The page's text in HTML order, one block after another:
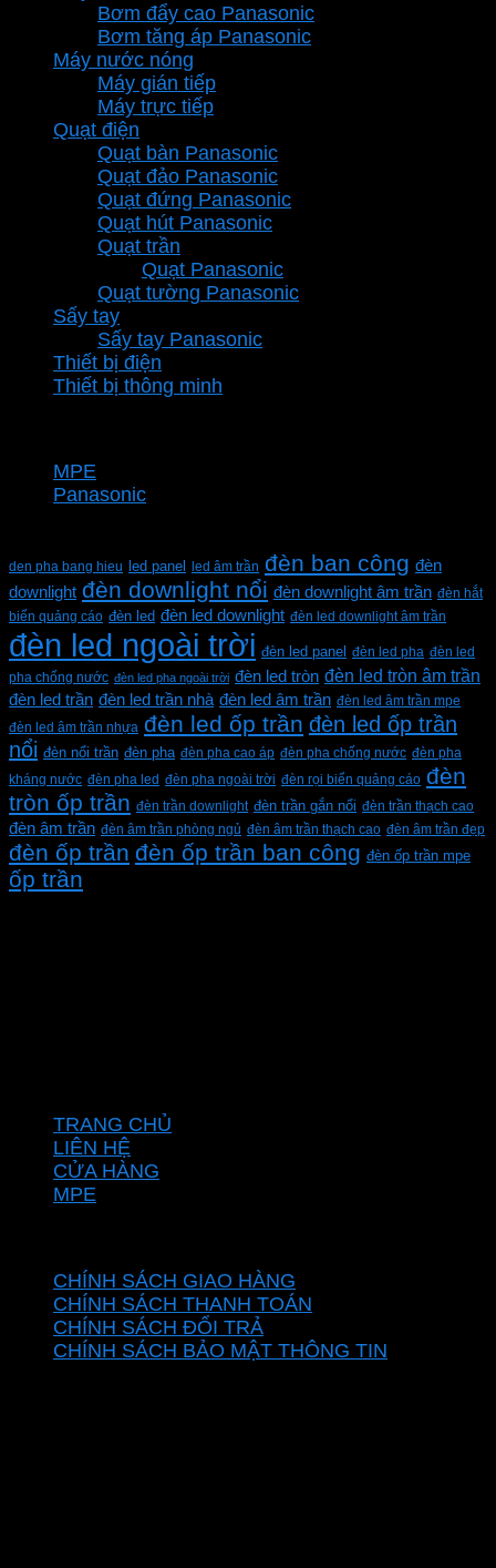
Bơm đẩy cao Panasonic
Bơm tăng áp Panasonic
Máy nước nóng
Máy gián tiếp
Máy trực tiếp
Quạt điện
Quạt bàn Panasonic
Quạt đảo Panasonic
Quạt đứng Panasonic
Quạt hút Panasonic
Quạt trần
Quạt Panasonic
Quạt tường Panasonic
Sấy tay
Sấy tay Panasonic
Thiết bị điện
Thiết bị thông minh
MPE
Panasonic
den pha bang hieu led panel led âm trần đèn ban công đèn
downlight đèn downlight nổi đèn downlight âm trần đèn hắt
biển quảng cáo đèn led đèn led downlight đèn led downlight âm trần
đèn led ngoài trời đèn led panel đèn led pha đèn led
pha chống nước đèn led pha ngoài trời đèn led tròn đèn led tròn âm trần
đèn led trần đèn led trần nhà đèn led âm trần đèn led âm trần mpe
đèn led âm trần nhựa đèn led ốp trần đèn led ốp trần
nổi đèn nổi trần đèn pha đèn pha cao áp đèn pha chống nước đèn pha
kháng nước đèn pha led đèn pha ngoài trời đèn rọi biển quảng cáo đèn
tròn ốp trần đèn trần downlight đèn trần gắn nổi đèn trần thạch cao
đèn âm trần đèn âm trần phòng ngủ đèn âm trần thạch cao đèn âm trần đẹp
đèn ốp trần đèn ốp trần ban công đèn ốp trần mpe
ốp trần
TRANG CHỦ
LIÊN HỆ
CỬA HÀNG
MPE
CHÍNH SÁCH GIAO HÀNG
CHÍNH SÁCH THANH TOÁN
CHÍNH SÁCH ĐỔI TRẢ
CHÍNH SÁCH BẢO MẬT THÔNG TIN